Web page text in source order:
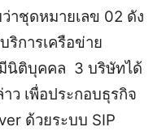
าชุดหมายเลข 02 ดัง
ริการเครือข่าย
นิติบุคคล 3 บริษัทได้
ว เพื่อประกอบธุรกิจ
ด้วยระบบ SIP